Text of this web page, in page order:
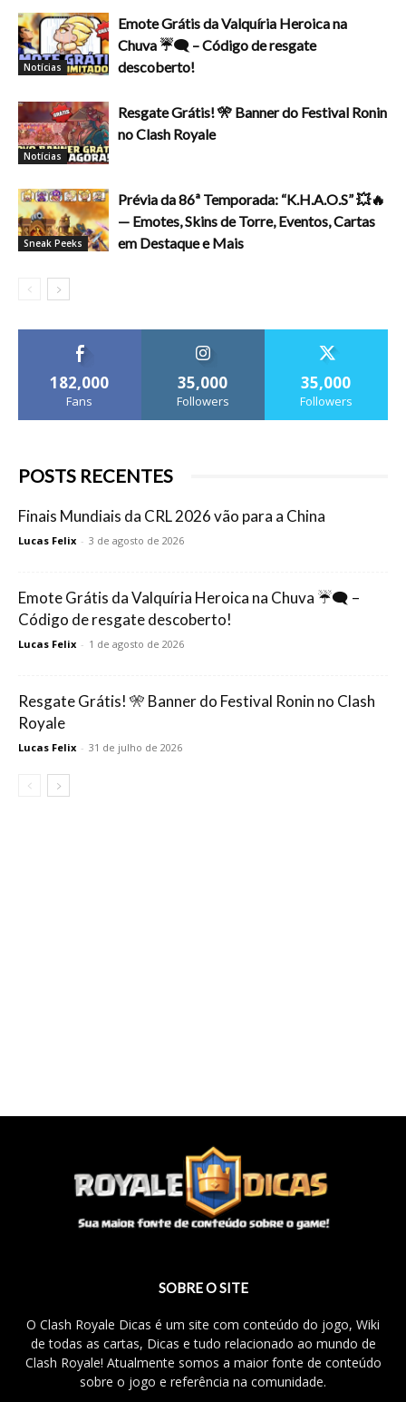
Notícias
Emote Grátis da Valquíria Heroica na
Chuva ☔🗨️ – Código de resgate
descoberto!
Notícias
Resgate Grátis! 🎌 Banner do Festival Ronin
no Clash Royale
Sneak Peeks
Prévia da 86ª Temporada: “K.H.A.O.S” 💥🔥
— Emotes, Skins de Torre, Eventos, Cartas
em Destaque e Mais
182,000
Fans
35,000
Followers
35,000
Followers
POSTS RECENTES
Finais Mundiais da CRL 2026 vão para a China
Lucas Felix - 3 de agosto de 2026
Emote Grátis da Valquíria Heroica na Chuva ☔🗨️ –
Código de resgate descoberto!
Lucas Felix - 1 de agosto de 2026
Resgate Grátis! 🎌 Banner do Festival Ronin no Clash
Royale
Lucas Felix - 31 de julho de 2026
SOBRE O SITE
O Clash Royale Dicas é um site com conteúdo do jogo, Wiki
de todas as cartas, Dicas e tudo relacionado ao mundo de
Clash Royale! Atualmente somos a maior fonte de conteúdo
sobre o jogo e referência na comunidade.